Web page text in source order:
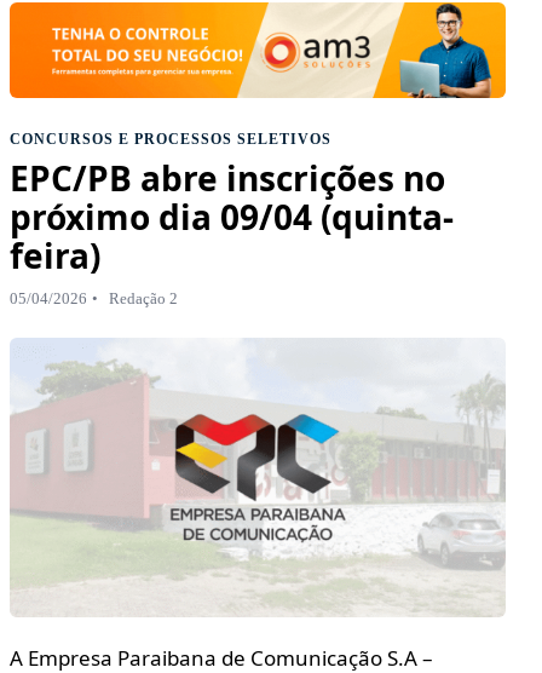
CONCURSOS E PROCESSOS SELETIVOS
EPC/PB abre inscrições no
próximo dia 09/04 (quinta-
feira)
05/04/2026 Redação 2
A Empresa Paraibana de Comunicação S.A –